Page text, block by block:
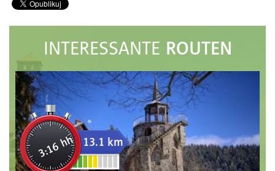
INTERESSANTE ROUTEN
3:16 hh 13.1 km